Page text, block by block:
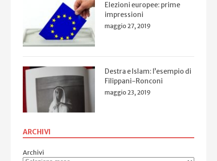
Elezioni europee: prime
impressioni
maggio 27, 2019
Destra e Islam: l’esempio di
Filippani-Ronconi
maggio 23, 2019
ARCHIVI
Archivi